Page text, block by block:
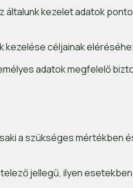
kezelet adatok
kezelése céljainak
adatok megfelelő
a szükséges mértékben
jellegű, ilyen